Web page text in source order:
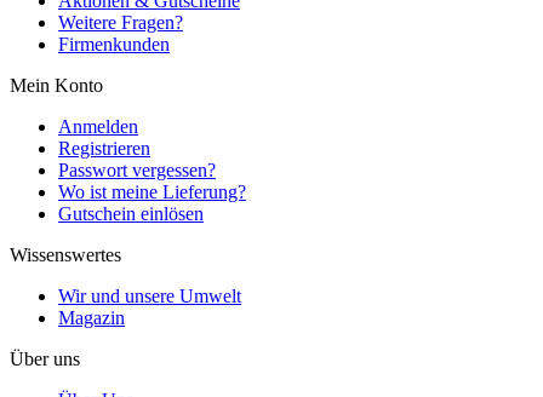
Weitere Fragen?
Firmenkunden
Mein Konto
Anmelden
Registrieren
Passwort vergessen?
Wo ist meine Lieferung?
Gutschein einlösen
Wissenswertes
Wir und unsere Umwelt
Magazin
Über uns